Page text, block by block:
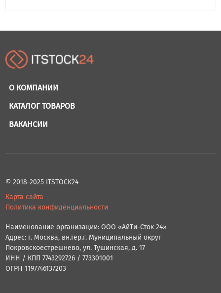
О КОМПАНИИ
КАТАЛОГ ТОВАРОВ
ВАКАНСИИ
© 2018-2025 ITSTOCK24
Карта сайта
Политика конфиденциальности
Наименование организации: ООО «АйТи-Сток 24»
Адрес: г. Москва, вн.тер.г. Муниципальный округ
Покровскоестрешнево, ул. Тушинская, д. 17
ИНН / КПП 7743292726 / 773301001
ОГРН 1197746137203